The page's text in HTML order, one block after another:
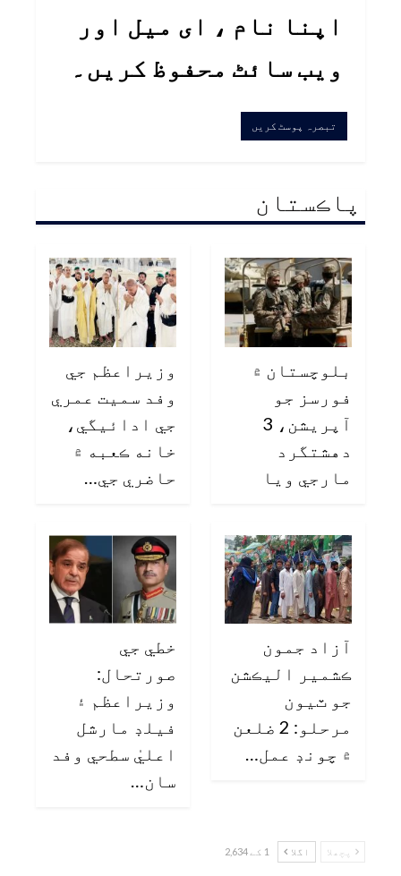
اپنا نام ، ای میل اور
ویب سائٹ محفوظ کریں۔
پاڪستان
بلوچستان ۾
فورسز جو
آپريشن، 3
دهشتگرد
مارجي ويا
وزيراعظم جي
وفد سميت عمري
جي ادائيگي،
خانه ڪعبه ۾
حاضري جي…
آزاد جمون
ڪشمير اليڪشن
جو ٽيون
مرحلو: 2 ضلعن
۾ چونڊ عمل…
خطي جي
صورتحال:
وزيراعظم ۽
فيلڊ مارشل
اعليٰ سطحي وفد
سان…
پچھلا اگلا 1 کے 2,634